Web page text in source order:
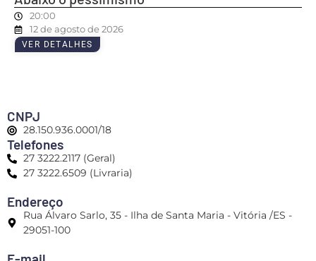
20:00
12 de agosto de 2026
VER DETALHES
CNPJ
28.150.936.0001/18
Telefones
27 3222.2117 (Geral)
27 3222.6509 (Livraria)
Endereço
Rua Álvaro Sarlo, 35 - Ilha de Santa Maria - Vitória /ES -
29051-100